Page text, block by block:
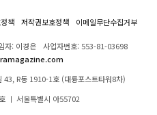
책 저작권보호정책 이메일무단수집거부
자: 이경은
사업자번호: 553-81-03698
43, R동 1910-1호 (대륭포스트타워8차)
ㅣ 서울특별시 아55702